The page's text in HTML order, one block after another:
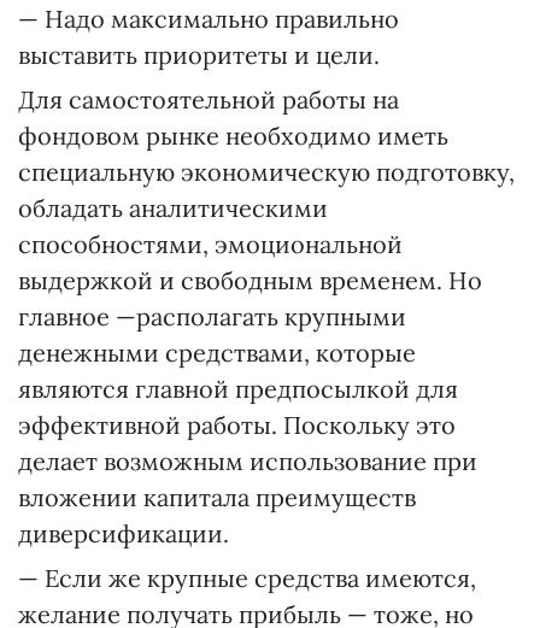
— Надо максимально правильно
выставить приоритеты и цели.
Для самостоятельной работы на
фондовом рынке необходимо иметь
специальную экономическую подготовку,
обладать аналитическими
способностями, эмоциональной
выдержкой и свободным временем. Но
главное —располагать крупными
денежными средствами, которые
являются главной предпосылкой для
эффективной работы. Поскольку это
делает возможным использование при
вложении капитала преимуществ
диверсификации.
— Если же крупные средства имеются,
желание получать прибыль — тоже, но